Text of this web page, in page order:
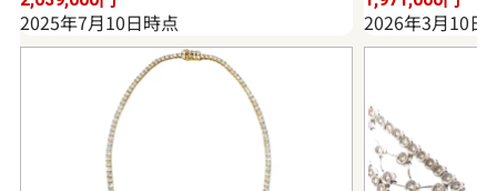
2025年7月10日時点 2026年3月10日